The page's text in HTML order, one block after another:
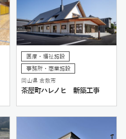
医療・福祉施設
事務所・商業施設
岡山県 倉敷市
茶屋町ハレノヒ 新築工事